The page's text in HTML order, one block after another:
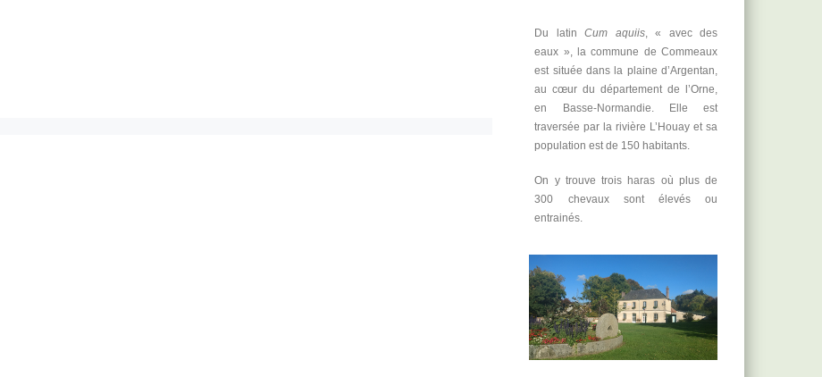
Du latinCum aquiis, « avec des
eaux », la commune de Commeaux
est située dans la plaine d’Argentan,
au cœur du département de l’Orne,
en Basse-Normandie. Elle est
traversée par la rivière L’Houay et sa
population est de 150 habitants.
On y trouve trois haras où plus de
300 chevaux sont élevés ou
entrainés.